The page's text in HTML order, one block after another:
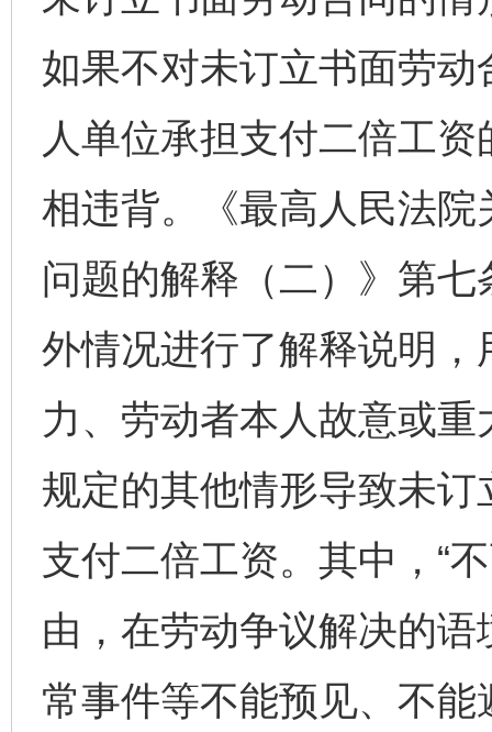
如果不对未订立书面劳
人单位承担支付二倍工
相违背。《最高人民法
问题的解释（二）》第
外情况进行了解释说明
力、劳动者本人故意或
规定的其他情形导致未
支付二倍工资。其中，“
由，在劳动争议解决的
常事件等不能预见、不